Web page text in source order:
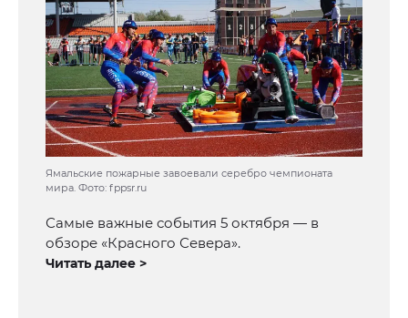
Ямальские пожарные завоевали серебро чемпионата
мира. Фото: fppsr.ru
Самые важные события 5 октября — в
обзоре «Красного Севера».
Читать далее >